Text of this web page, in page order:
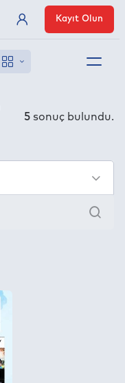
Üye Girişi
Kayıt Olun
5 sonuç bulundu.
Ara